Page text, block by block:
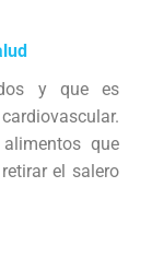
y que es
que
el salero